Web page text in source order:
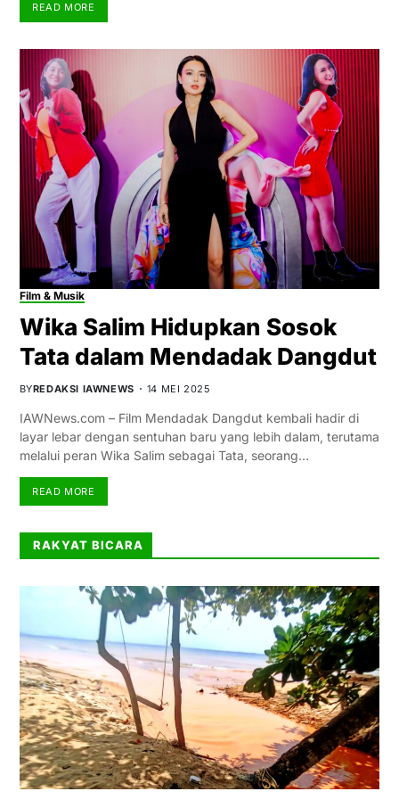
READ MORE
Film & Musik
Wika Salim Hidupkan Sosok
Tata dalam Mendadak Dangdut
BYREDAKSI IAWNEWS 14 MEI 2025
IAWNews.com – Film Mendadak Dangdut kembali hadir di
layar lebar dengan sentuhan baru yang lebih dalam, terutama
melalui peran Wika Salim sebagai Tata, seorang…
READ MORE
RAKYAT BICARA